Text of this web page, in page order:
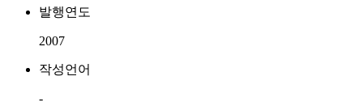
발행연도
2007
작성언어
-